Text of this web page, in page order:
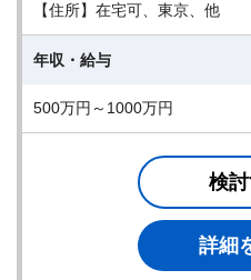
【住所】在宅可、東京、他
年収・給与
500万円～1000万円
検
詳細